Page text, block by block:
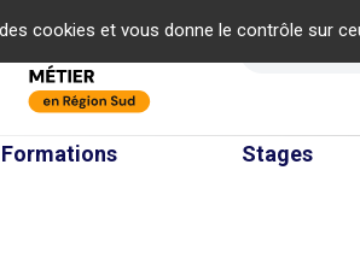
cookies et vous donne le contrôle sur
Formations Stages